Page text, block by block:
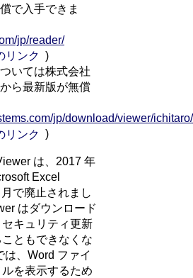
で入手できま
jp/reader/
)
いては株式会社
ら最新版が無償
jp/download/viewer/ichitaro/
)
は、2017 年
Excel
で廃止されまし
はダウンロード
キュリティ更新
ともできなくな
は、Word ファイ
を表示するため